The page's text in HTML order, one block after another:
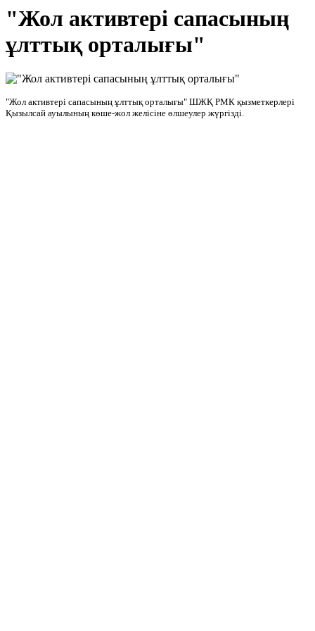
"Жол активтері сапасының
ұлттық орталығы"
"Жол активтері сапасының ұлттық орталығы" ШЖҚ РМК қызметкерлері
Қызылсай ауылының көше-жол желісіне өлшеулер жүргізді.